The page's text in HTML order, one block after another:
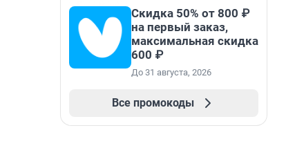
Скидка 50% от 800 ₽
на первый заказ,
максимальная скидка
600 ₽
До 31 августа, 2026
Все промокоды